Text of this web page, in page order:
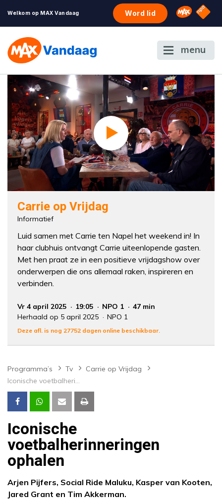
Welkom op MAX Vandaag Word lid Omroep
NPO
menu
Carrie op Vrijdag
Informatief
Luid samen met Carrie ten Napel het weekend in! In
haar clubhuis ontvangt Carrie uiteenlopende gasten.
Met hen praat ze in een positieve vrijdagshow over
onderwerpen die ons allemaal raken, inspireren en
verbinden.
Vr 4 april 2025 19:05 NPO 1
47 min
Herhaald op 5 april 2025
NPO 1
Deze afl. is nog 27752 dagen online beschikbaar.
Programma’s Tv
Carrie op Vrijdag
Iconische voetbalherinneringen ophalen
Iconische
voetbalherinneringen
ophalen
Arjen Pijfers, Social Ride Maluku, Kasper van Kooten,
Jared Grant en Tim Akkerman.